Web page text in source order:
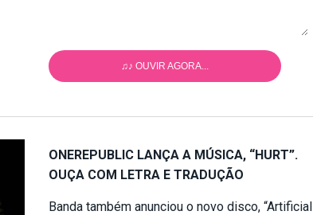
♫♪ OUVIR AGORA...
ONEREPUBLIC LANÇA A MÚSICA, “HURT”.
OUÇA COM LETRA E TRADUÇÃO
Banda também anunciou o novo disco, “Artificial